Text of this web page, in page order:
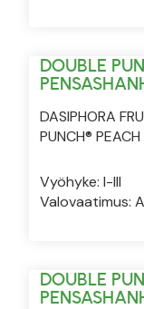
DOUBLE
DASIPHORA
PUNCH® PEACH
Vyöhyke: I-III
Valovaatimus:
DOUBLE